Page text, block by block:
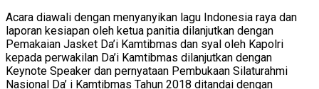
Acara diawali dengan menyanyikan lagu Indonesia raya dan
laporan kesiapan oleh ketua panitia dilanjutkan dengan
Pemakaian Jasket Da’i Kamtibmas dan syal oleh Kapolri
kepada perwakilan Da’i Kamtibmas dilanjutkan dengan
Keynote Speaker dan pernyataan Pembukaan Silaturahmi
Nasional Da’ i Kamtibmas Tahun 2018 ditandai dengan